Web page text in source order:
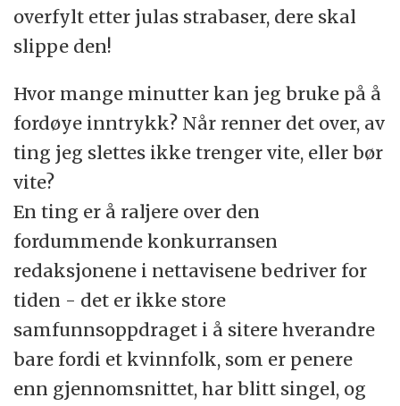
overfylt etter julas strabaser, dere skal
slippe den!
Hvor mange minutter kan jeg bruke på å
fordøye inntrykk? Når renner det over, av
ting jeg slettes ikke trenger vite, eller bør
vite?
En ting er å raljere over den
fordummende konkurransen
redaksjonene i nettavisene bedriver for
tiden - det er ikke store
samfunnsoppdraget i å sitere hverandre
bare fordi et kvinnfolk, som er penere
enn gjennomsnittet, har blitt singel, og